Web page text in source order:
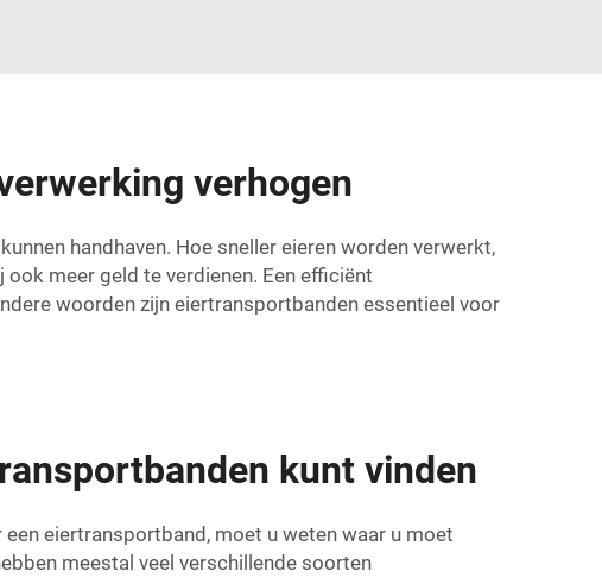
verhogen
handhaven. Hoe sneller eieren worden verwerkt,
meer geld te verdienen. Een efficiënt
woorden zijn eiertransportbanden essentieel voor
kunt vinden
eiertransportband, moet u weten waar u moet
meestal veel verschillende soorten